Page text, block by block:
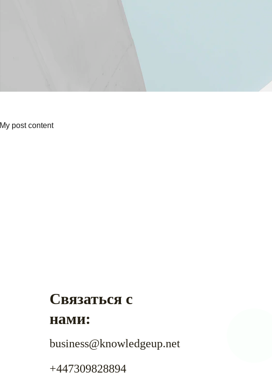
My post content
Связаться с
нами:
business@knowledgeup.net
+447309828894